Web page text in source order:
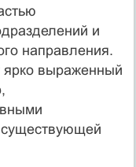
и
направления.
ярко выраженный
существующей